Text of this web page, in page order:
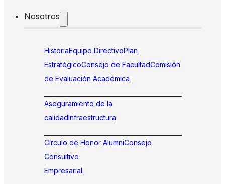
Nosotros
HistoriaEquipo DirectivoPlan
EstratégicoConsejo de FacultadComisión
de Evaluación Académica
Aseguramiento de la
calidadInfraestructura
Círculo de Honor AlumniConsejo
Consultivo
Empresarial